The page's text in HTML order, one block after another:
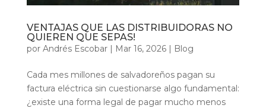
VENTAJAS QUE LAS DISTRIBUIDORAS NO
QUIEREN QUE SEPAS!
por Andrés Escobar| Mar 16, 2026| Blog
Cada mes millones de salvadoreños pagan su
factura eléctrica sin cuestionarse algo fundamental:
¿existe una forma legal de pagar mucho menos